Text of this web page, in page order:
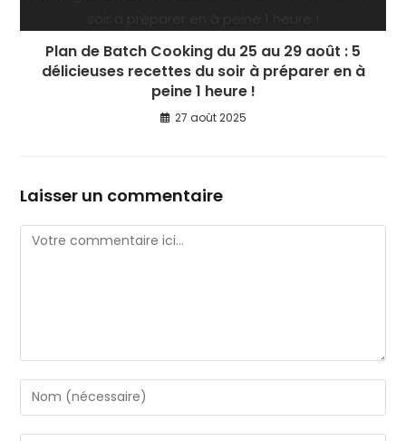
Plan de Batch Cooking du 25 au 29 août : 5
délicieuses recettes du soir à préparer en à
peine 1 heure !
27 août 2025
Laisser un commentaire